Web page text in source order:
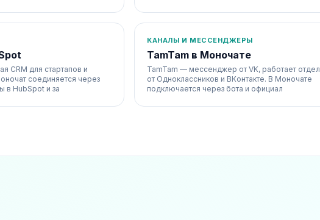
CRM для стартапов и
соединяется через
в HubSpot и за
КАНАЛЫ И МЕССЕНДЖЕРЫ
TamTam в Моночате
TamTam — мессенджер от VK, работает
от Одноклассников и ВКонтакте. В Моночате
подключается через бота и официал